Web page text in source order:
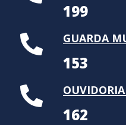
199
GUARDA
153
OUVIDORIA
162